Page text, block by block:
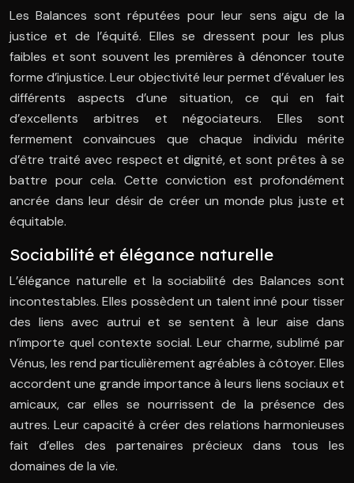
Les Balances sont réputées pour leur sens aigu de la
justice et de l’équité. Elles se dressent pour les plus
faibles et sont souvent les premières à dénoncer toute
forme d’injustice. Leur objectivité leur permet d’évaluer les
différents aspects d’une situation, ce qui en fait
d’excellents arbitres et négociateurs. Elles sont
fermement convaincues que chaque individu mérite
d’être traité avec respect et dignité, et sont prêtes à se
battre pour cela. Cette conviction est profondément
ancrée dans leur désir de créer un monde plus juste et
équitable.
Sociabilité et élégance naturelle
L’élégance naturelle et la sociabilité des Balances sont
incontestables. Elles possèdent un talent inné pour tisser
des liens avec autrui et se sentent à leur aise dans
n’importe quel contexte social. Leur charme, sublimé par
Vénus, les rend particulièrement agréables à côtoyer. Elles
accordent une grande importance à leurs liens sociaux et
amicaux, car elles se nourrissent de la présence des
autres. Leur capacité à créer des relations harmonieuses
fait d’elles des partenaires précieux dans tous les
domaines de la vie.